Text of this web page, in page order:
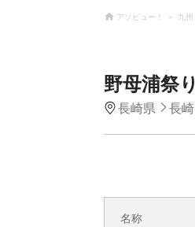
アソビュー！ 九州
野母浦祭り
長崎県 長崎
名称